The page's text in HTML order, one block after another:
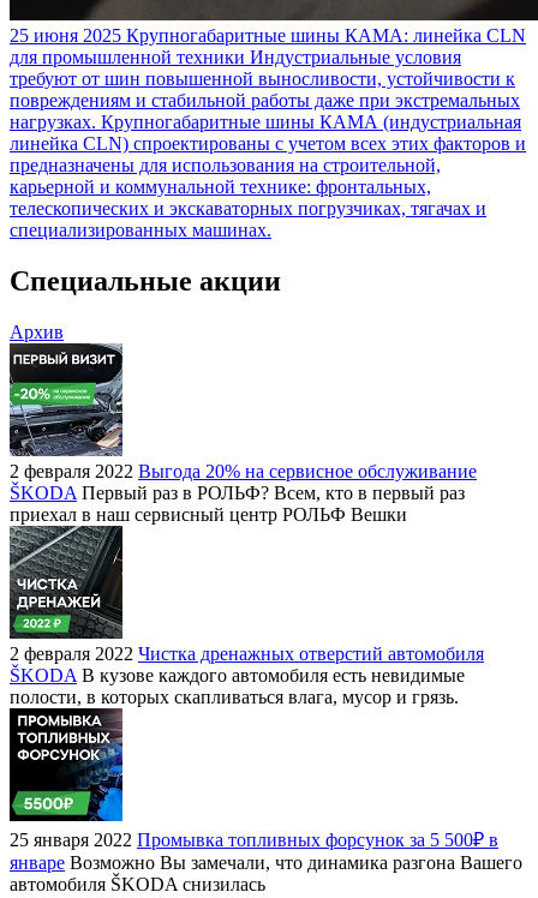
25 июня 2025 Крупногабаритные шины КАМА: линейка CLN
для промышленной техники Индустриальные условия
требуют от шин повышенной выносливости, устойчивости к
повреждениям и стабильной работы даже при экстремальных
нагрузках. Крупногабаритные шины КАМА (индустриальная
линейка CLN) спроектированы с учетом всех этих факторов и
предназначены для использования на строительной,
карьерной и коммунальной технике: фронтальных,
телескопических и экскаваторных погрузчиках, тягачах и
специализированных машинах.
Специальные акции
Архив
2 февраля 2022 Выгода 20% на сервисное обслуживание
ŠKODA Первый раз в РОЛЬФ? Всем, кто в первый раз
приехал в наш сервисный центр РОЛЬФ Вешки
2 февраля 2022 Чистка дренажных отверстий автомобиля
ŠKODA В кузове каждого автомобиля есть невидимые
полости, в которых скапливаться влага, мусор и грязь.
25 января 2022 Промывка топливных форсунок за 5 500₽ в
январе Возможно Вы замечали, что динамика разгона Вашего
автомобиля ŠKODA снизилась